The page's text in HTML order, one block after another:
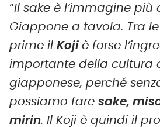
“Il sake è l’immagine più
Giappone a tavola. Tra
prime il Koji è forse
importante della cultura
giapponese, perché
possiamo fare sake,
mirin. Il Koji è quindi il